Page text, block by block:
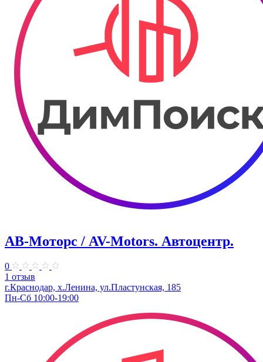
АВ-Моторс / AV-Motors. Автоцентр.
0
1 отзыв
г.Краснодар, х.Ленина, ул.Пластунская, 185
Пн-Сб 10:00-19:00